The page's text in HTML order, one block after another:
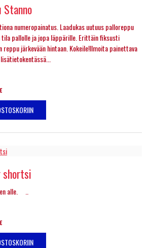
Stanno
numeropainatus. Laadukas uutuus palloreppu
tila pallolle ja jopa läppärille. Erittäin fiksusti
reppu järkevään hintaan. Kokeile!Ilmoita painettava
shortsi
alle. ..